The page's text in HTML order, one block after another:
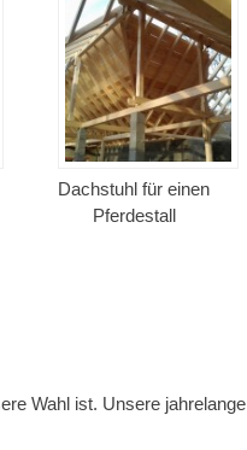
Dachstuhl für einen
Pferdestall
Wahl ist. Unsere jahrelange